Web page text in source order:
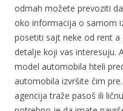
odmah možete prevoziti
oko informacija o samom
posetiti sajt neke od rent a
detalje koji vas interesuju.
model automobila hteli
automobila izvršite čim
agencija traže pasoš ili